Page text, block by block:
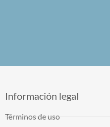
Información legal
Términos de uso